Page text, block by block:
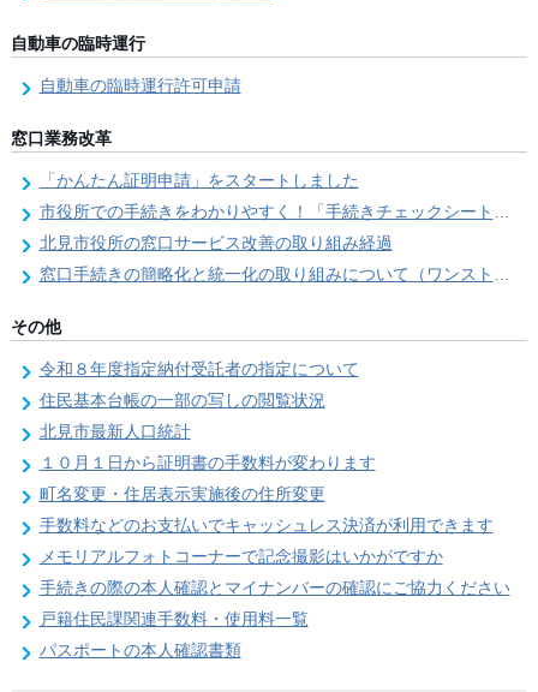
自動車の臨時運行
自動車の臨時運行許可申請
窓口業務改革
「かんたん証明申請」をスタートしました
市役所での手続きをわかりやすく！「手続きチェックシート」を導入しました
北見市役所の窓口サービス改善の取り組み経過
窓口手続きの簡略化と統一化の取り組みについて（ワンストップサービス推進事業）
その他
令和８年度指定納付受託者の指定について
住民基本台帳の一部の写しの閲覧状況
北見市最新人口統計
１０月１日から証明書の手数料が変わります
町名変更・住居表示実施後の住所変更
手数料などのお支払いでキャッシュレス決済が利用できます
メモリアルフォトコーナーで記念撮影はいかがですか
手続きの際の本人確認とマイナンバーの確認にご協力ください
戸籍住民課関連手数料・使用料一覧
パスポートの本人確認書類